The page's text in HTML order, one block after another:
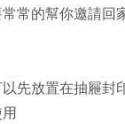
常的幫你邀請回
先放置在抽屜封